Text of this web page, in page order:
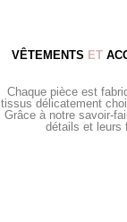
VÊTEMENTS ET
Chaque pièce est
tissus délicatement
Grâce à notre savoir-
détails et leurs